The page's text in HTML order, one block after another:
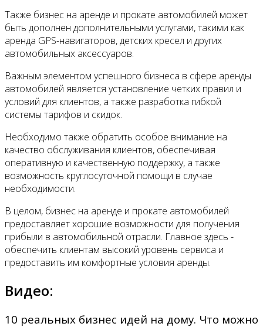
Также бизнес на аренде и прокате автомобилей может
быть дополнен дополнительными услугами, такими как
аренда GPS-навигаторов, детских кресел и других
автомобильных аксессуаров.
Важным элементом успешного бизнеса в сфере аренды
автомобилей является установление четких правил и
условий для клиентов, а также разработка гибкой
системы тарифов и скидок.
Необходимо также обратить особое внимание на
качество обслуживания клиентов, обеспечивая
оперативную и качественную поддержку, а также
возможность круглосуточной помощи в случае
необходимости.
В целом, бизнес на аренде и прокате автомобилей
предоставляет хорошие возможности для получения
прибыли в автомобильной отрасли. Главное здесь -
обеспечить клиентам высокий уровень сервиса и
предоставить им комфортные условия аренды.
Видео:
10 реальных бизнес идей на дому. Что можно